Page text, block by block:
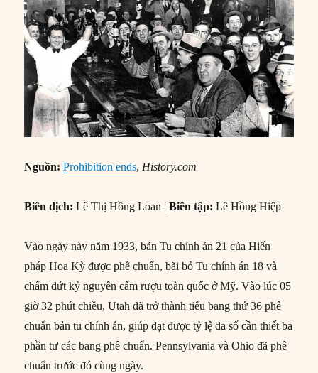
Nguồn: Prohibition ends, History.com
Biên dịch: Lê Thị Hồng Loan |Biên tập:Lê Hồng Hiệp
Vào ngày này năm 1933, bản Tu chính án 21 của Hiến
pháp Hoa Kỳ được phê chuẩn, bãi bỏ Tu chính án 18 và
chấm dứt kỷ nguyên cấm rượu toàn quốc ở Mỹ. Vào lúc 05
giờ 32 phút chiều, Utah đã trở thành tiểu bang thứ 36 phê
chuẩn bản tu chính án, giúp đạt được tỷ lệ đa số cần thiết ba
phần tư các bang phê chuẩn. Pennsylvania và Ohio đã phê
chuẩn trước đó cùng ngày.